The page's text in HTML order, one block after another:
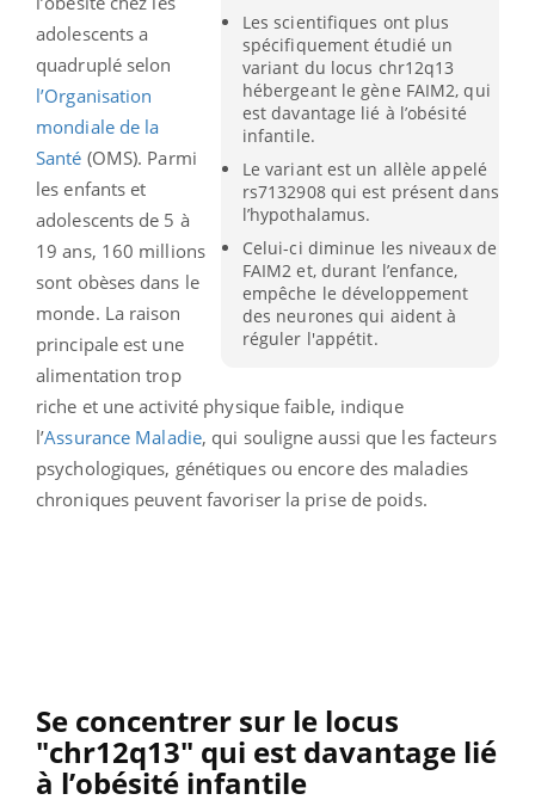
Les scientifiques ont plus
spécifiquement étudié un
variant du locus chr12q13
hébergeant le gène FAIM2, qui
est davantage lié à l’obésité
infantile.
Le variant est un allèle appelé
rs7132908 qui est présent dans
l’hypothalamus.
Celui-ci diminue les niveaux de
FAIM2 et, durant l’enfance,
empêche le développement
des neurones qui aident à
réguler l'appétit.
adolescents a
quadruplé selon
l’Organisation
mondiale de la
Santé (OMS). Parmi
les enfants et
adolescents de 5 à
19 ans, 160 millions
sont obèses dans le
monde. La raison
principale est une
alimentation trop
riche et une activité physique faible, indique
l’Assurance Maladie, qui souligne aussi que les facteurs
psychologiques, génétiques ou encore des maladies
chroniques peuvent favoriser la prise de poids.
Se concentrer sur le locus
"chr12q13" qui est davantage lié
à l’obésité infantile